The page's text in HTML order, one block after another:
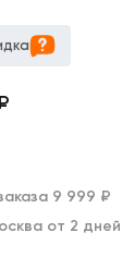
9 999 ₽
от 2 дней